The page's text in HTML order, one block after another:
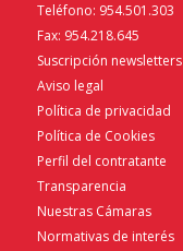
Teléfono: 954.501.303
Fax: 954.218.645
Suscripción newsletters
Aviso legal
Política de privacidad
Política de Cookies
Perfil del contratante
Transparencia
Nuestras Cámaras
Normativas de interés